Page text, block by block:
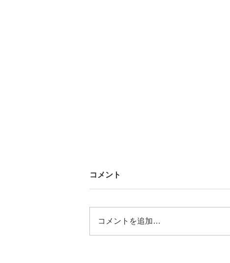
コメント
コメントを追加…